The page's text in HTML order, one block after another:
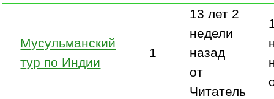
Мусульманский
тур по Индии
1
13 лет 2
недели
назад
от
Читатель